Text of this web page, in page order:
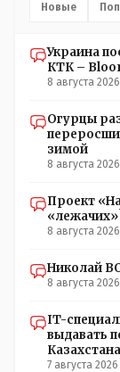
Новые
Украина
КТК –
8 августа 2026
Огурцы
зимой
8 августа 2026
Проект
8 августа 2026
Николай
8 августа 2026
IT-
выдавать
Казахстана
7 августа 2026